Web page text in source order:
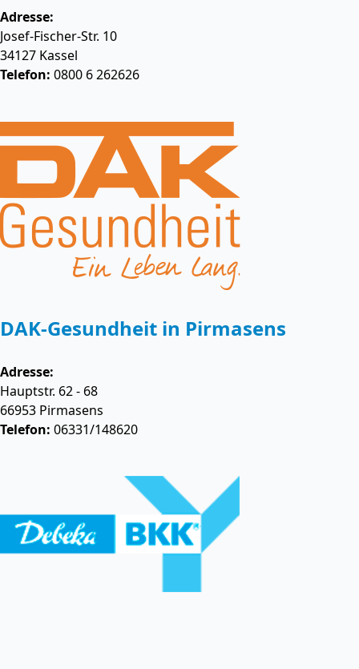
Adresse:
Josef-Fischer-Str. 10
34127 Kassel
Telefon: 0800 6 262626
DAK-Gesundheit in Pirmasens
Adresse:
Hauptstr. 62 - 68
66953 Pirmasens
Telefon: 06331/148620